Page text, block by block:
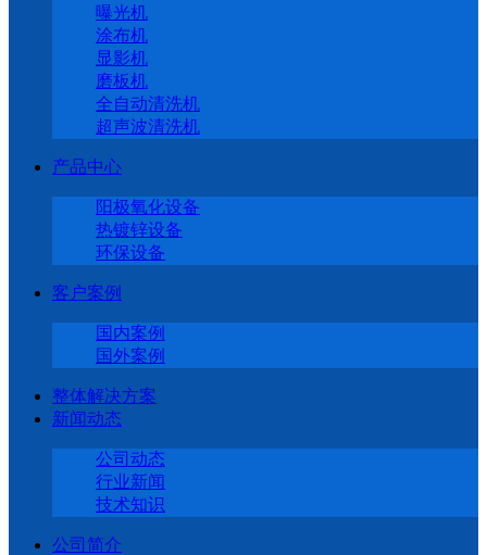
曝光机
涂布机
显影机
磨板机
全自动清洗机
超声波清洗机
产品中心
阳极氧化设备
热镀锌设备
环保设备
客户案例
国内案例
国外案例
整体解决方案
新闻动态
公司动态
行业新闻
技术知识
公司简介